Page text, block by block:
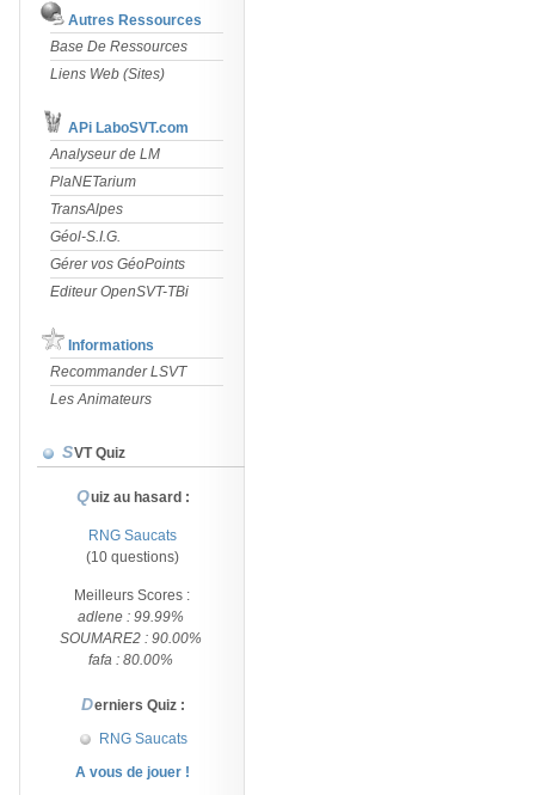
Autres Ressources
Base De Ressources
Liens Web (Sites)
APi LaboSVT.com
Analyseur de LM
PlaNETarium
TransAlpes
Géol-S.I.G.
Gérer vos GéoPoints
Editeur OpenSVT-TBi
Informations
Recommander LSVT
Les Animateurs
SVT Quiz
Quiz au hasard :
RNG Saucats
(10 questions)
Meilleurs Scores :
adlene : 99.99%
SOUMARE2 : 90.00%
fafa : 80.00%
Derniers Quiz :
RNG Saucats
A vous de jouer !